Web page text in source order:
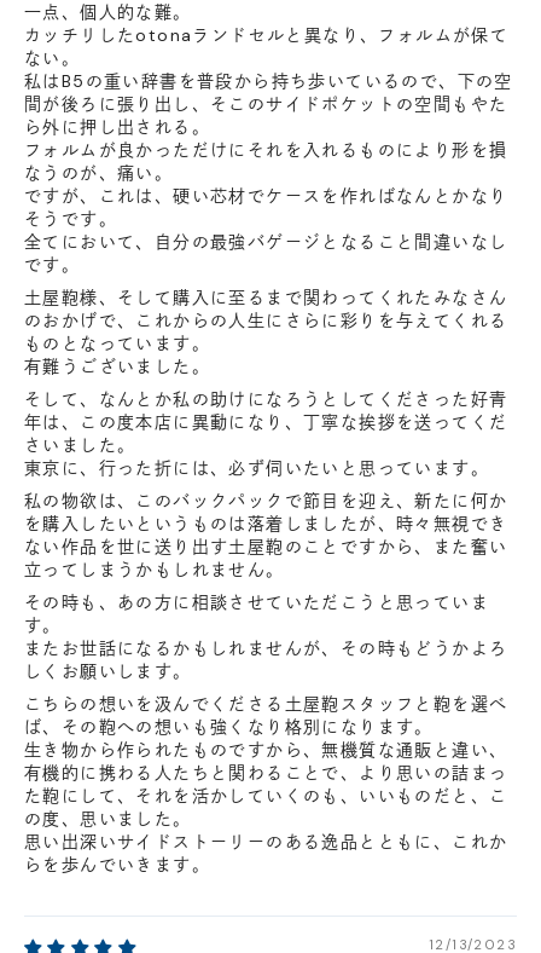
一点、個人的な難。
カッチリしたotonaランドセルと異なり、フォルムが保て
ない。
私はB5の重い辞書を普段から持ち歩いているので、下の空
間が後ろに張り出し、そこのサイドポケットの空間もやた
ら外に押し出される。
フォルムが良かっただけにそれを入れるものにより形を損
なうのが、痛い。
ですが、これは、硬い芯材でケースを作ればなんとかなり
そうです。
全てにおいて、自分の最強バゲージとなること間違いなし
です。
土屋鞄様、そして購入に至るまで関わってくれたみなさん
のおかげで、これからの人生にさらに彩りを与えてくれる
ものとなっています。
有難うございました。
そして、なんとか私の助けになろうとしてくださった好青
年は、この度本店に異動になり、丁寧な挨拶を送ってくだ
さいました。
東京に、行った折には、必ず伺いたいと思っています。
私の物欲は、このバックパックで節目を迎え、新たに何か
を購入したいというものは落着しましたが、時々無視でき
ない作品を世に送り出す土屋鞄のことですから、また奮い
立ってしまうかもしれません。
その時も、あの方に相談させていただこうと思っていま
す。
またお世話になるかもしれませんが、その時もどうかよろ
しくお願いします。
こちらの想いを汲んでくださる土屋鞄スタッフと鞄を選べ
ば、その鞄への想いも強くなり格別になります。
生き物から作られたものですから、無機質な通販と違い、
有機的に携わる人たちと関わることで、より思いの詰まっ
た鞄にして、それを活かしていくのも、いいものだと、こ
の度、思いました。
思い出深いサイドストーリーのある逸品とともに、これか
らを歩んでいきます。
12/13/2023